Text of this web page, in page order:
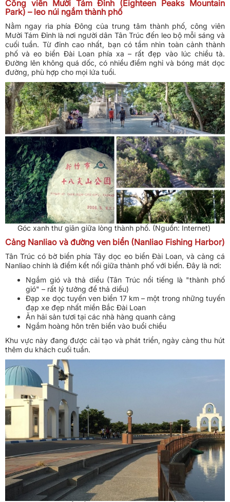
Công viên Mười Tám Đỉnh (Eighteen Peaks Mountain
Park) – leo núi ngắm thành phố
Nằm ngay rìa phía Đông của trung tâm thành phố, công viên
Mười Tám Đỉnh là nơi người dân Tân Trúc đến leo bộ mỗi sáng và
cuối tuần. Từ đỉnh cao nhất, bạn có tầm nhìn toàn cảnh thành
phố và eo biển Đài Loan phía xa – rất đẹp vào lúc chiều tà.
Đường lên không quá dốc, có nhiều điểm nghỉ và bóng mát dọc
đường, phù hợp cho mọi lứa tuổi.
Góc xanh thư giãn giữa lòng thành phố. (Nguồn: Internet)
Cảng Nanliao và đường ven biển (Nanliao Fishing Harbor)
Tân Trúc có bờ biển phía Tây dọc eo biển Đài Loan, và cảng cá
Nanliao chính là điểm kết nối giữa thành phố với biển. Đây là nơi:
Ngắm gió và thả diều (Tân Trúc nổi tiếng là "thành phố
gió" – rất lý tưởng để thả diều)
Đạp xe dọc tuyến ven biển 17 km – một trong những tuyến
đạp xe đẹp nhất miền Bắc Đài Loan
Ăn hải sản tươi tại các nhà hàng quanh cảng
Ngắm hoàng hôn trên biển vào buổi chiều
Khu vực này đang được cải tạo và phát triển, ngày càng thu hút
thêm du khách cuối tuần.